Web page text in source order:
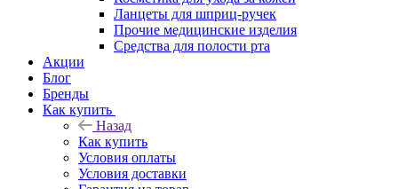
Ланцеты для шприц-ручек
Прочие медицинские изделия
Средства для полости рта
Акции
Блог
Бренды
Как купить
Назад
Как купить
Условия оплаты
Условия доставки